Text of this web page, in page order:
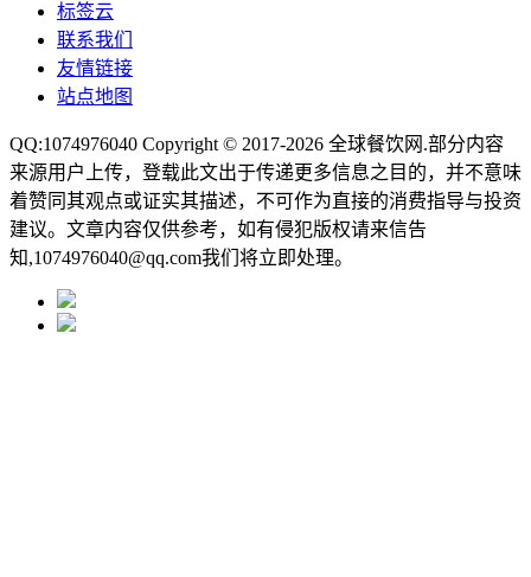
标签云
联系我们
友情链接
站点地图
QQ:1074976040 Copyright © 2017-2026 全球餐饮网 .部分内容
来源用户上传，登载此文出于传递更多信息之目的，并不意味
着赞同其观点或证实其描述，不可作为直接的消费指导与投资
建议。文章内容仅供参考，如有侵犯版权请来信告
知,1074976040@qq.com我们将立即处理。